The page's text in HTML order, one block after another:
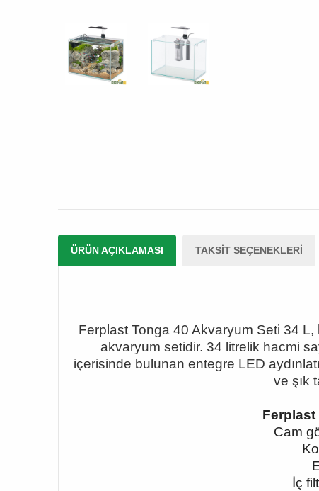
ÜRÜN AÇIKLAMASI TAKSIT SEÇENEKLERI
Ferplast Tonga 40 Akvaryum Seti 34
akvaryum setidir. 34 litrelik hacmi
içerisinde bulunan entegre LED
ve şık
Ferplast
Cam
İç